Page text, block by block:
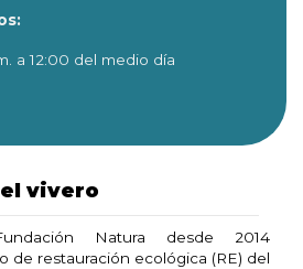
a 12:00 del medio día
vivero
Natura desde 2014
de restauración ecológica (RE) del